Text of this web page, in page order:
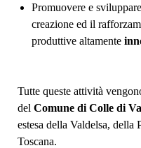
Promuovere e
creazione ed il
produttive altamente
Tutte queste attività
del Comune di Colle di
estesa della Valdelsa,
Toscana.